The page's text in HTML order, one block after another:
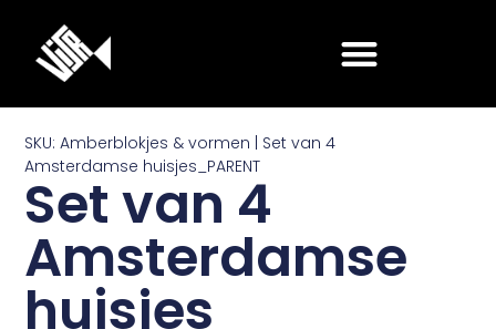
SKU: Amberblokjes & vormen | Set van 4
Amsterdamse huisjes_PARENT
Set van 4
Amsterdamse
huisjes